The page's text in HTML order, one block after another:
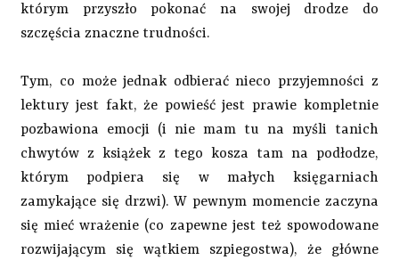
którym przyszło pokonać na swojej drodze do
szczęścia znaczne trudności.
Tym, co może jednak odbierać nieco przyjemności z
lektury jest fakt, że powieść jest prawie kompletnie
pozbawiona emocji (i nie mam tu na myśli tanich
chwytów z książek z tego kosza tam na podłodze,
którym podpiera się w małych księgarniach
zamykające się drzwi). W pewnym momencie zaczyna
się mieć wrażenie (co zapewne jest też spowodowane
rozwijającym się wątkiem szpiegostwa), że główne